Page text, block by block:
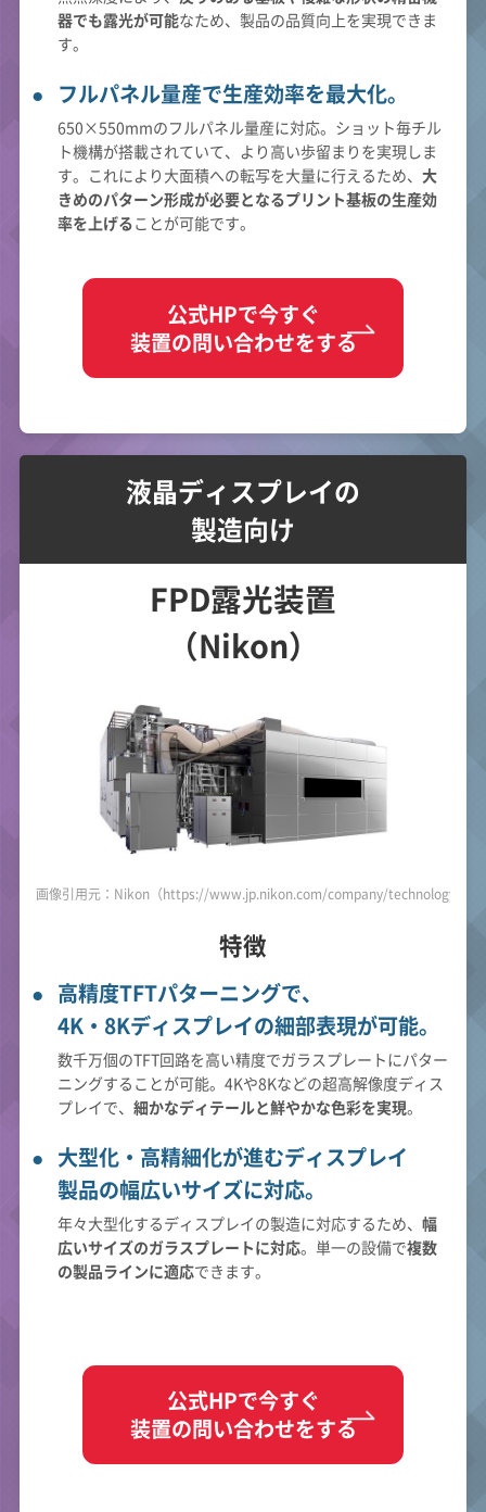
器でも露光が可能なため、製品の品質向上を実現できま
す。
フルパネル量産で生産効率を最大化。
650×550mmのフルパネル量産に対応。ショット毎チル
ト機構が搭載されていて、より高い歩留まりを実現しま
す。これにより大面積への転写を大量に行えるため、 大
きめのパターン形成が必要となるプリント基板の生産効
率を上げることが可能です。
公式HPで今すぐ
装置の問い合わせをする
液晶ディスプレイの
製造向け
FPD露光装置
（Nikon）
画像引用元：Nikon（https://www.jp.nikon.com/company/technology/
特徴
高精度TFTパターニングで、
4K・8Kディスプレイの細部表現が可能。
数千万個のTFT回路を高い精度でガラスプレートにパター
ニングすることが可能。4Kや8Kなどの超高解像度ディス
プレイで、 細かなディテールと鮮やかな色彩を実現。
大型化・高精細化が進むディスプレイ
製品の幅広いサイズに対応。
年々大型化するディスプレイの製造に対応するため、 幅
広いサイズのガラスプレートに対応。単一の設備で複数
の製品ラインに適応できます。
公式HPで今すぐ
装置の問い合わせをする